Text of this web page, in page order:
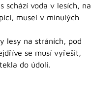
schází voda v lesích, na
musel v minulých
lesy na stráních, pod
se musí vyřešit,
do údolí.